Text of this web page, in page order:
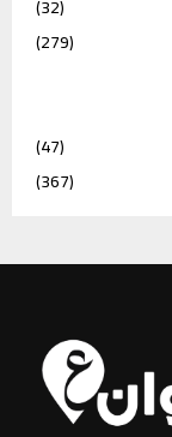
(32)
(279)
(47)
(367)